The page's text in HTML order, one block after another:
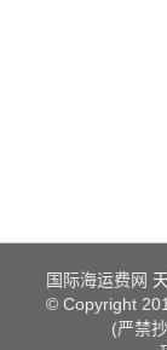
国际海运费网
© Copyright
(严禁